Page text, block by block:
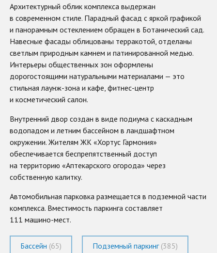
Архитектурный облик комплекса выдержан
в современном стиле. Парадный фасад с яркой графикой
и панорамным остеклением обращен в Ботанический сад.
Навесные фасады облицованы терракотой, отделаны
светлым природным камнем и патинированной медью.
Интерьеры общественных зон оформлены
дорогостоящими натуральными материалами — это
стильная лаунж-зона и кафе, фитнес-центр
и косметический салон.
Внутренний двор создан в виде подиума с каскадным
водопадом и летним бассейном в ландшафтном
окружении. Жителям ЖК «Хортус Гармония»
обеспечивается беспрепятственный доступ
на территорию «Аптекарского огорода» через
собственную калитку.
Автомобильная парковка размещается в подземной части
комплекса. Вместимость паркинга составляет
111 машино-мест.
Бассейн (65) Подземный паркинг (385)